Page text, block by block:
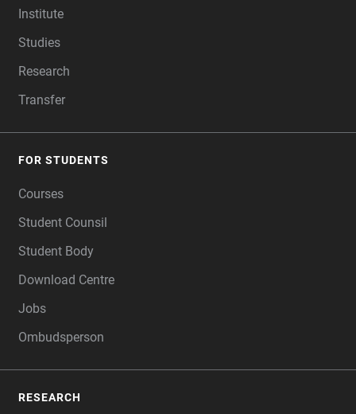
Institute
Studies
Research
Transfer
FOR STUDENTS
Courses
Student Counsil
Student Body
Download Centre
Jobs
Ombudsperson
RESEARCH